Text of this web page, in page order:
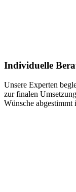
Individuelle
Unsere Experten
zur finalen
Wünsche abgestimmt